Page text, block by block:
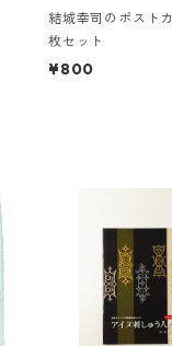
結城幸司のポスト
枚セット
¥800